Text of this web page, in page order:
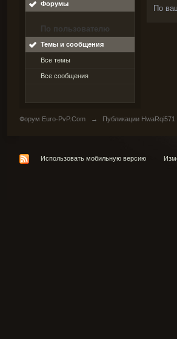
Форумы
По пользователю
Темы и сообщения
Все темы
Все сообщения
По
Форум Euro-PvP.Com → Публикации HwaRqi571
Использовать мобильную версию